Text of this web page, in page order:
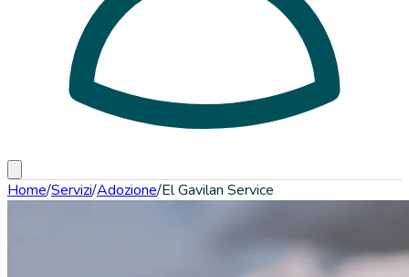
Home/Servizi/Adozione/El Gavilan Service